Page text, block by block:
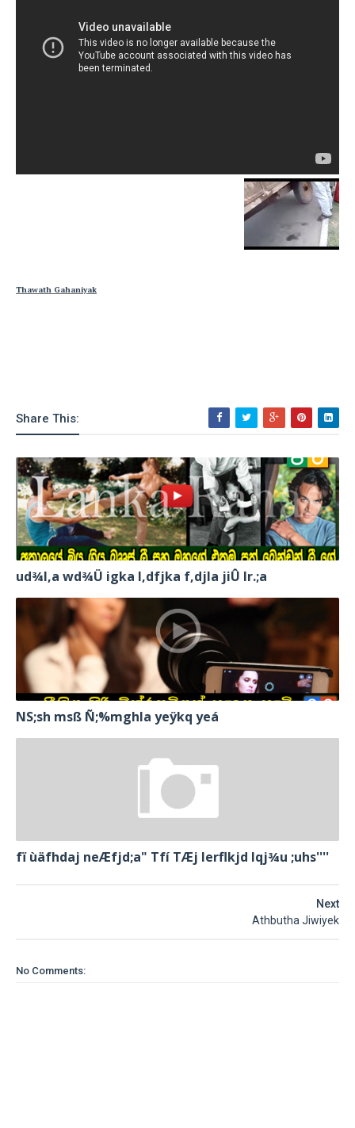
Thawath Gahaniyak
Share This:
ud¾I,a wd¾Ü igka l,dfjka f,djla jiÛ lr.;a
NS;sh msß Ñ;%mghla yeÿkq yeá
fï ùäfhdaj neÆfjd;a" Tfí TÆj lerflkjd Iqj¾u ;uhs''''
Next
Athbutha Jiwiyek
No Comments: